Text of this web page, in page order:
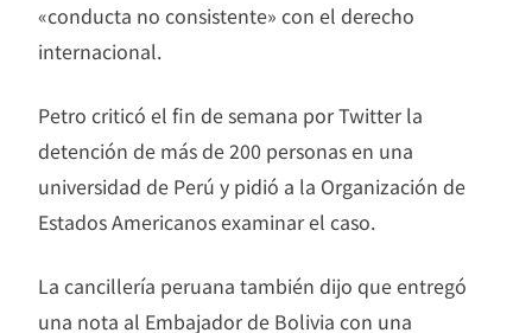
«conducta no consistente» con el derecho
internacional.
Petro criticó el fin de semana por Twitter la
detención de más de 200 personas en una
universidad de Perú y pidió a la Organización de
Estados Americanos examinar el caso.
La cancillería peruana también dijo que entregó
una nota al Embajador de Bolivia con una